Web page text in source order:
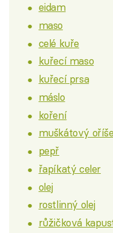
eidam
maso
celé kuře
kuřecí maso
kuřecí prsa
máslo
koření
muškátový
pepř
řapíkatý celer
olej
rostlinný olej
růžičková